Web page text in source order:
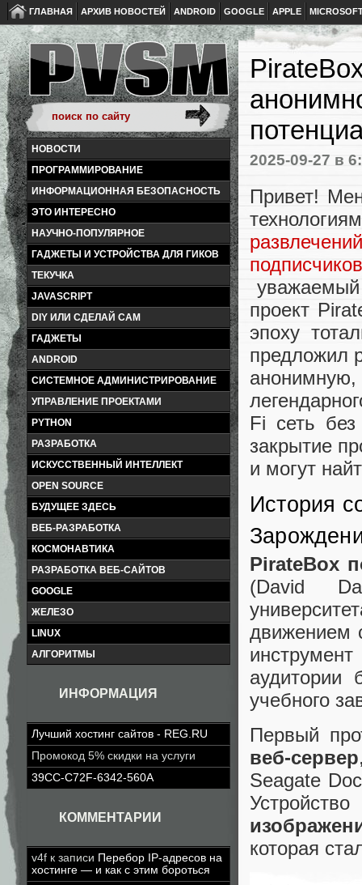
ГЛАВНАЯ АРХИВ НОВОСТЕЙ ANDROID GOOGLE APPLE
НОВОСТИ
ПРОГРАММИРОВАНИЕ
ИНФОРМАЦИОННАЯ БЕЗОПАСНОСТЬ
ЭТО ИНТЕРЕСНО
НАУЧНО-ПОПУЛЯРНОЕ
ГАДЖЕТЫ И УСТРОЙСТВА ДЛЯ ГИКОВ
ТЕКУЧКА
JAVASCRIPT
DIY ИЛИ СДЕЛАЙ САМ
ГАДЖЕТЫ
ANDROID
СИСТЕМНОЕ АДМИНИСТРИРОВАНИЕ
УПРАВЛЕНИЕ ПРОЕКТАМИ
PYTHON
РАЗРАБОТКА
ИСКУССТВЕННЫЙ ИНТЕЛЛЕКТ
OPEN SOURCE
БУДУЩЕЕ ЗДЕСЬ
ВЕБ-РАЗРАБОТКА
КОСМОНАВТИКА
РАЗРАБОТКА ВЕБ-САЙТОВ
GOOGLE
ЖЕЛЕЗО
LINUX
АЛГОРИТМЫ
ИНФОРМАЦИЯ
Лучший хостинг сайтов - REG.RU
Промокод 5% скидки на услуги
39CC-C72F-6342-560A
КОММЕНТАРИИ
v4f к записи Перебор IP-адресов на
хостинге — и как с этим бороться
2025-09-27 в
Привет!
проект
эпоху
предложил
Fi сеть
закрытие
и могут
История
PirateBox
(David
движением
аудитории
учебного
Первый
веб-сервер
Seagate
которая